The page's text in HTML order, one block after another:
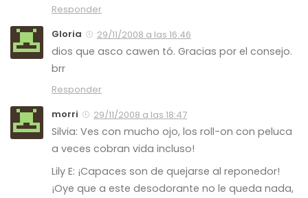
Responder
Gloria
29/11/2008 a las 16:46
dios que asco cawen tó. Gracias por el consejo.
brr
Responder
morri
29/11/2008 a las 18:47
Silvia: Ves con mucho ojo, los roll-on con peluca
a veces cobran vida incluso!
Lily E: ¡Capaces son de quejarse al reponedor!
¡Oye que a este desodorante no le queda nada,